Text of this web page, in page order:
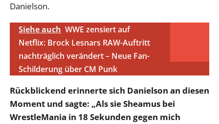
Danielson.
Siehe auch WWE zensiert auf
Netflix: Brock Lesnars RAW-Auftritt
nachträglich verändert – Neue Fan-
Schilderung über CM Punk
Rückblickend erinnerte sich Danielson an diesen
Moment und sagte: „Als sie Sheamus bei
WrestleMania in 18 Sekunden gegen mich